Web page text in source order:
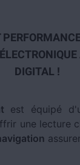
DIGITAL !
est équipé
une lecture